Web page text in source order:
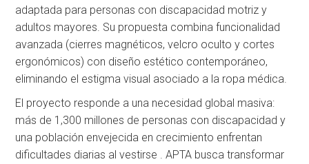
adaptada para personas con discapacidad motriz y
adultos mayores. Su propuesta combina funcionalidad
avanzada (cierres magnéticos, velcro oculto y cortes
ergonómicos) con diseño estético contemporáneo,
eliminando el estigma visual asociado a la ropa médica.
El proyecto responde a una necesidad global masiva:
más de 1,300 millones de personas con discapacidad y
una población envejecida en crecimiento enfrentan
dificultades diarias al vestirse . APTA busca transformar